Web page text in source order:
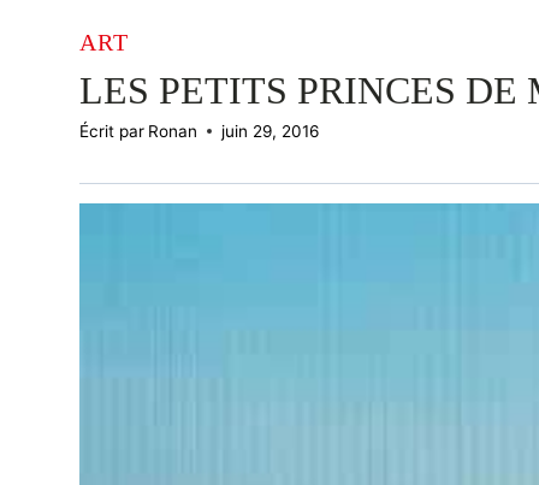
ART
LES PETITS PRINCES DE
Écrit par Ronan juin 29, 2016